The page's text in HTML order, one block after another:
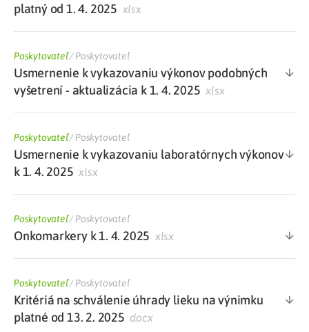
platný od 1. 4. 2025 xlsx
Poskytovateľ/Poskytovateľ
Usmernenie k vykazovaniu výkonov podobných
vyšetrení - aktualizácia k 1. 4. 2025 xlsx
Poskytovateľ/Poskytovateľ
Usmernenie k vykazovaniu laboratórnych výkonov
k 1. 4. 2025 xlsx
Poskytovateľ/Poskytovateľ
Onkomarkery k 1. 4. 2025 xlsx
Poskytovateľ/Poskytovateľ
Kritériá na schválenie úhrady lieku na výnimku
platné od 13. 2. 2025 docx